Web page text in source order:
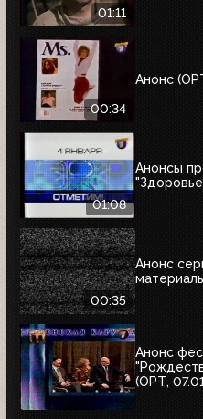
01:11
00:34
Анонс
01:08
Анонсы
00:35
Анонс
Анонс
(ОРТ,